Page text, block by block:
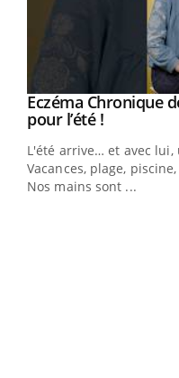
Youtube
Eczéma Chronique
pour l’été !Youtube
L'été arrive… et avec lui,
Vacances, plage,
Nos mains sont ...